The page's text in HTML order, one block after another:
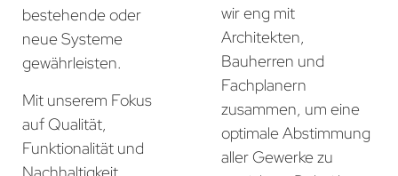
bestehende oder
neue Systeme
gewährleisten.
Mit unserem Fokus
auf Qualität,
Funktionalität und
Nachhaltigkeit
wir eng mit
Architekten,
Bauherren und
Fachplanern
zusammen, um eine
optimale Abstimmung
aller Gewerke zu